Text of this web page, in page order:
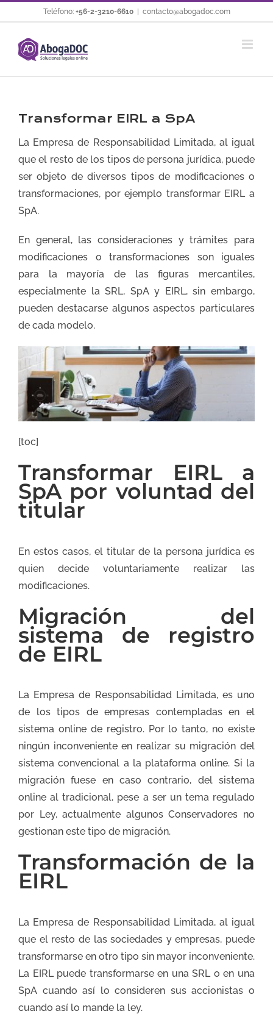
al
contenido
Teléfono: +56-2-3210-6610 contacto@abogadoc.com
Transformar EIRL a SpA
La Empresa de Responsabilidad Limitada, al igual
que el resto de los tipos de persona jurídica, puede
ser objeto de diversos tipos de modificaciones o
transformaciones, por ejemplo transformar EIRL a
SpA.
En general, las consideraciones y trámites para
modificaciones o transformaciones son iguales
para la mayoría de las figuras mercantiles,
especialmente la SRL, SpA y EIRL, sin embargo,
pueden destacarse algunos aspectos particulares
de cada modelo.
[toc]
Transformar EIRL a
SpA por voluntad del
titular
En estos casos, el titular de la persona jurídica es
quien decide voluntariamente realizar las
modificaciones.
Migración del
sistema de registro
de EIRL
La Empresa de Responsabilidad Limitada, es uno
de los tipos de empresas contempladas en el
sistema online de registro. Por lo tanto, no existe
ningún inconveniente en realizar su migración del
sistema convencional a la plataforma online. Si la
migración fuese en caso contrario, del sistema
online al tradicional, pese a ser un tema regulado
por Ley, actualmente algunos Conservadores no
gestionan este tipo de migración.
Transformación de la
EIRL
La Empresa de Responsabilidad Limitada, al igual
que el resto de las sociedades y empresas, puede
transformarse en otro tipo sin mayor inconveniente.
La EIRL puede transformarse en una SRL o en una
SpA cuando así lo consideren sus accionistas o
cuando así lo mande la ley.